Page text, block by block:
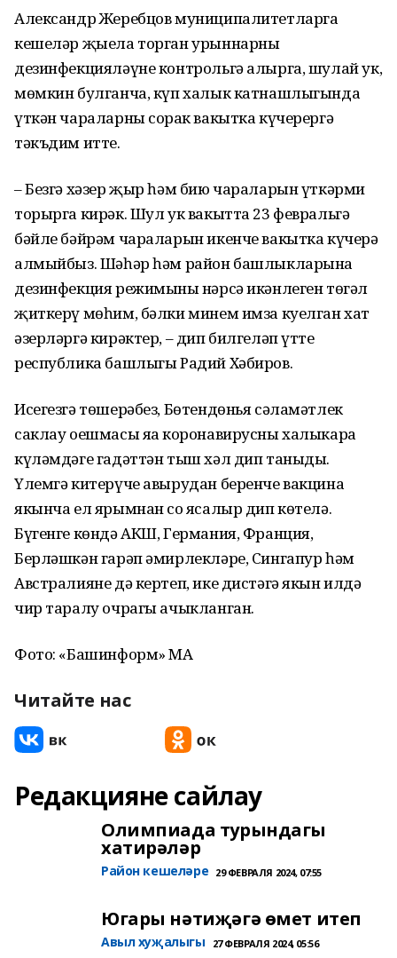
Александр Жеребцов муниципалитетларга
кешеләр җыела торган урыннарны
дезинфекцияләүне контрольгә алырга, шулай ук,
мөмкин булганча, күп халык катнашлыгында
үткән чараларны соңрак вакытка күчерергә
тәкъдим итте.
– Безгә хәзер җыр һәм бию чараларын үткәрми
торырга кирәк. Шул ук вакытта 23 февральгә
бәйле бәйрәм чараларын икенче вакытка күчерә
алмыйбыз. Шәһәр һәм район башлыкларына
дезинфекция режимының нәрсә икәнлеген төгәл
җиткерү мөһим, бәлки минем имза куелган хат
әзерләргә кирәктер, – дип билгеләп үтте
республика башлыгы Радий Хәбиров.
Исегезгә төшерәбез, Бөтендөнья сәламәтлек
саклау оешмасы яңа коронавирусны халыкара
күләмдәге гадәттән тыш хәл дип таныды.
Үлемгә китерүче авырудан беренче вакцина
якынча ел ярымнан соң ясалыр дип көтелә.
Бүгенге көндә АКШ, Германия, Франция,
Берләшкән гарәп әмирлекләре, Сингапур һәм
Австралияне дә кертеп, ике дистәгә якын илдә
чир таралу очрагы ачыкланган.
Фото: «Башинформ» МА
Читайте нас
Редакцияне сайлау
Олимпиада турындагы
хатирәләр
Район кешеләре 29 ФЕВРАЛЯ 2024, 07:55
Югары нәтиҗәгә өмет итеп
Авыл хуҗалыгы 27 ФЕВРАЛЯ 2024, 05:56